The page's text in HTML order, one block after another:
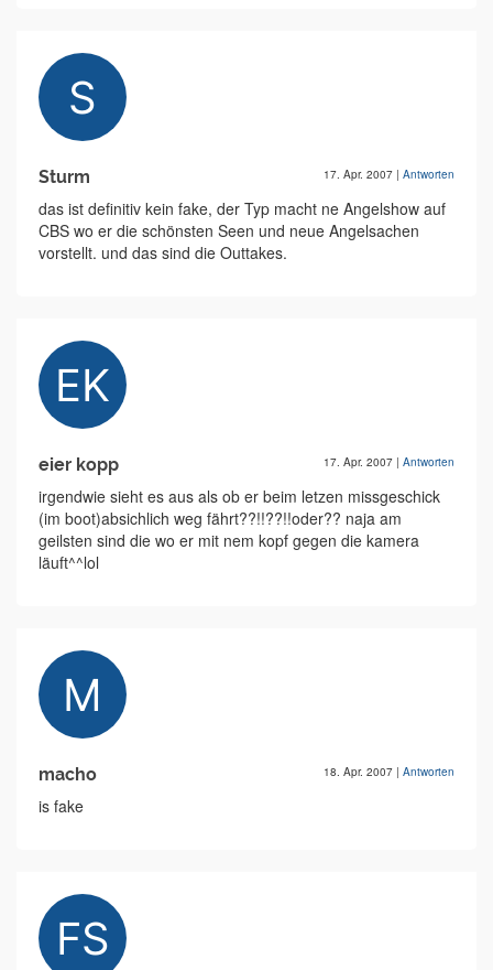
Sturm 17. Apr. 2007 | Antworten
das ist definitiv kein fake, der Typ macht ne Angelshow auf
CBS wo er die schönsten Seen und neue Angelsachen
vorstellt. und das sind die Outtakes.
eier kopp 17. Apr. 2007 | Antworten
irgendwie sieht es aus als ob er beim letzen missgeschick
(im boot)absichlich weg fährt??!!??!!oder?? naja am
geilsten sind die wo er mit nem kopf gegen die kamera
läuft^^lol
macho 18. Apr. 2007 | Antworten
is fake